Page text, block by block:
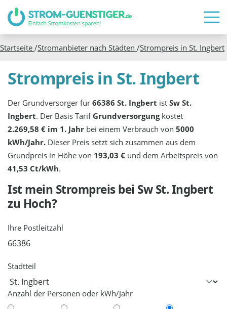
Startseite /Stromanbieter nach Städten /Strompreis in St. Ingbert
Strompreis in St. Ingbert
Der Grundversorger für66386 St. Ingbert istSw St.
Ingbert. Der Basis Tarif Grundversorgungkostet
2.269,58 € im 1. Jahr bei einem Verbrauch von5000
kWh/Jahr. Dieser Preis setzt sich zusammen aus dem
Grundpreis in Höhe von 193,03 € und dem Arbeitspreis von
41,53 Ct/kWh.
Ist mein Strompreis bei Sw St. Ingbert
zu Hoch?
Ihre Postleitzahl
Stadtteil
Anzahl der Personen oder kWh/Jahr